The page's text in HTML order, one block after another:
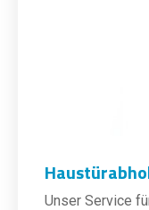
Unser Service